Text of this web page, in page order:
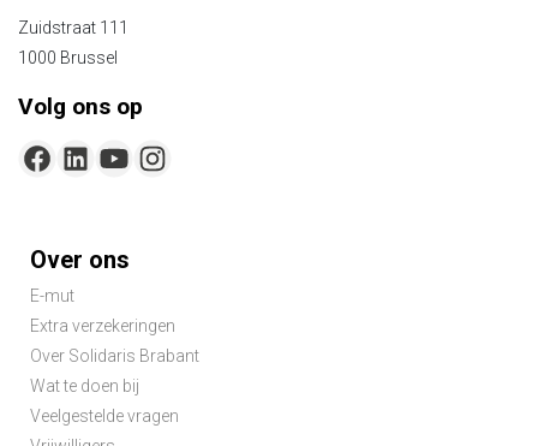
Zuidstraat 111
1000 Brussel
Volg ons op
Footer-
menu
Over ons
E-mut
Extra verzekeringen
Over Solidaris Brabant
Wat te doen bij
Veelgestelde vragen